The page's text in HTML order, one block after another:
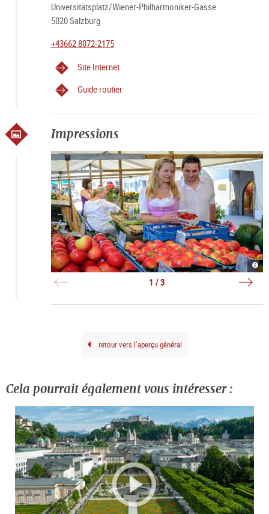
Universitätsplatz/Wiener-Philharmoniker-Gasse
5020 Salzburg
+43662 8072-2175
Site Internet
Guide routier
Impressions
--in
1 / 3
retour vers l’aperçu général
Cela pourrait également vous intéresser :